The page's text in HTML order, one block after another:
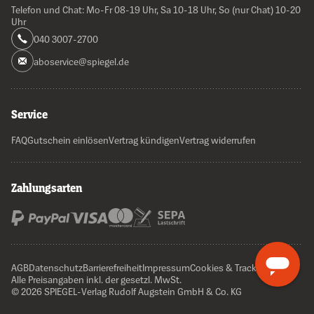
Telefon und Chat: Mo-Fr 08-19 Uhr, Sa 10-18 Uhr, So (nur Chat) 10-20
Uhr
040 3007-2700
aboservice@spiegel.de
Service
FAQGutschein einlösenVertrag kündigenVertrag widerrufen
Zahlungsarten
AGBDatenschutzBarrierefreiheitImpressumCookies & Tracking
Alle Preisangaben inkl. der gesetzl. MwSt.
© 2026 SPIEGEL-Verlag Rudolf Augstein GmbH & Co. KG